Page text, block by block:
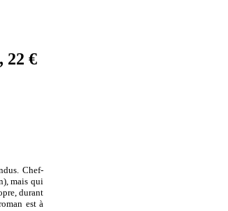
22 €
Chef-
mais qui
durant
est à